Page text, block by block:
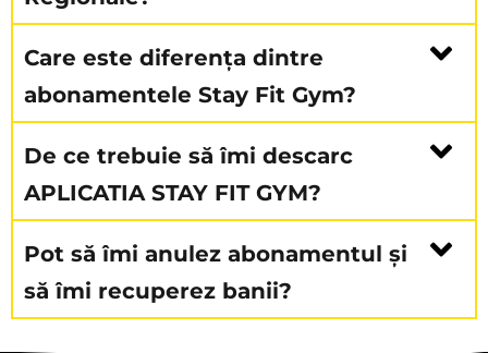
Care este diferența dintre
abonamentele Stay Fit Gym?
De ce trebuie să îmi descarc
APLICATIA STAY FIT GYM?
Pot să îmi anulez abonamentul și
să îmi recuperez banii?